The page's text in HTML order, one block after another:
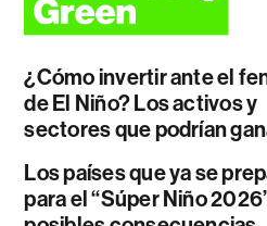
¿Cómo invertir ante el
de El Niño? Los activos y
sectores que podrían
Los países que ya se
para el “Súper Niño